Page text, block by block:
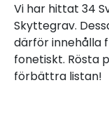
Vi har hittat 34
Skyttegrav.
därför innehålla
fonetiskt. Rösta
förbättra listan!